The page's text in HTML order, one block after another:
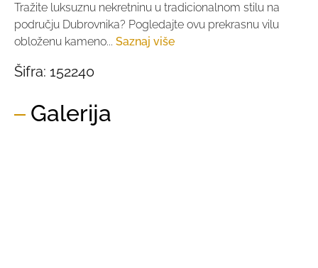
Tražite luksuznu nekretninu u tradicionalnom stilu na
području Dubrovnika? Pogledajte ovu prekrasnu vilu
obloženu kameno... Saznaj više
Šifra: 152240
Galerija